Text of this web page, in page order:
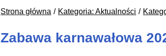
Strona główna Kategoria: Aktualności
Zabawa karnawałowa